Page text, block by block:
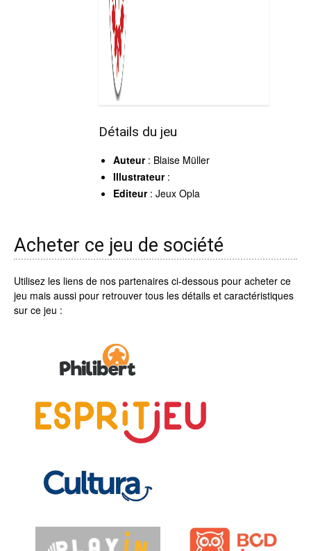
Détails du jeu
Auteur: Blaise Müller
Illustrateur:
Editeur: Jeux Opla
Acheter ce jeu de société
Utilisez les liens de nos partenaires ci-dessous pour acheter ce
jeu mais aussi pour retrouver tous les détails et caractéristiques
sur ce jeu :